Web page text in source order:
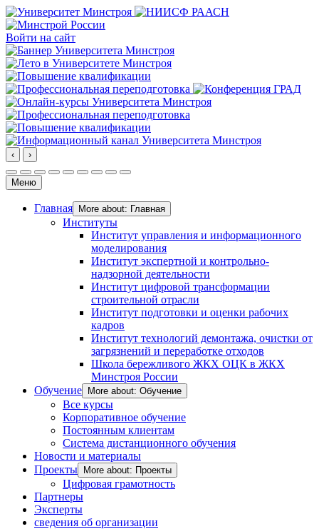
Войти на сайт
‹ ›
Меню
Главная More about: Главная
Институты
Институт управления и информационного
моделирования
Институт экспертной и контрольно-
надзорной деятельности
Институт цифровой трансформации
строительной отрасли
Институт подготовки и оценки рабочих
кадров
Институт технологий демонтажа, очистки от
загрязнений и переработке отходов
Школа бережливого ЖКХ ОЦК в ЖКХ
Минстроя России
Обучение
More about: Обучение
Все курсы
Корпоративное обучение
Постоянным клиентам
Система дистанционного обучения
Новости и материалы
Проекты
More about: Проекты
Цифровая грамотность
Партнеры
Эксперты
сведения об организации